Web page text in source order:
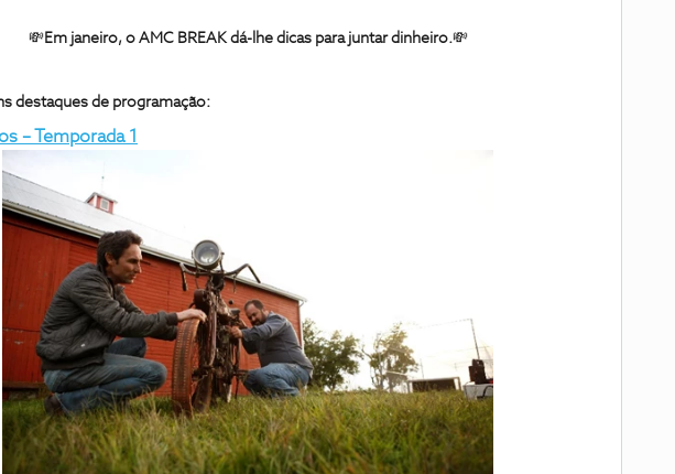
💸Em janeiro, o AMC BREAK dá-lhe dicas para juntar dinheiro.💸
destaques de programação:
– Temporada 1